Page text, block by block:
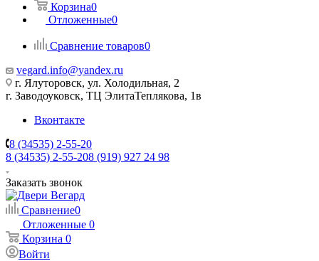
Корзина0
Отложенные0
Сравнение товаров0
vegard.info@yandex.ru
г. Ялуторовск, ул. Холодильная, 2
г. Заводоуковск, ​ТЦ Элита​Теплякова, 1в
Вконтакте
8 (34535) 2-55-20
8 (34535) 2-55-208 (919) 927 24 98
Заказать звонок
Сравнение0
Отложенные 0
Корзина 0
Войти